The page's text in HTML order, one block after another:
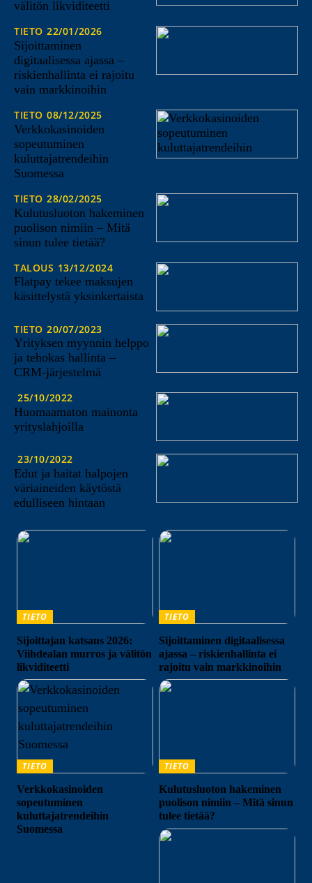
välitön likviditeetti
TIETO 22/01/2026
Sijoittaminen
digitaalisessa ajassa –
riskienhallinta ei rajoitu
vain markkinoihin
TIETO 08/12/2025
Verkkokasinoiden
sopeutuminen
kuluttajatrendeihin
Suomessa
TIETO 28/02/2025
Kulutusluoton hakeminen
puolison nimiin – Mitä
sinun tulee tietää?
TALOUS 13/12/2024
Flatpay tekee maksujen
käsittelystä yksinkertaista
TIETO 20/07/2023
Yrityksen myynnin helppo
ja tehokas hallinta –
CRM-järjestelmä
25/10/2022
Huomaamaton mainonta
yrityslahjoilla
23/10/2022
Edut ja haitat halpojen
väriaineiden käytöstä
edulliseen hintaan
TIETO
Sijoittajan katsaus 2026:
Viihdealan murros ja välitön
likviditeetti
TIETO
Sijoittaminen digitaalisessa
ajassa – riskienhallinta ei
rajoitu vain markkinoihin
TIETO
Verkkokasinoiden
sopeutuminen
kuluttajatrendeihin
Suomessa
TIETO
Kulutusluoton hakeminen
puolison nimiin – Mitä sinun
tulee tietää?